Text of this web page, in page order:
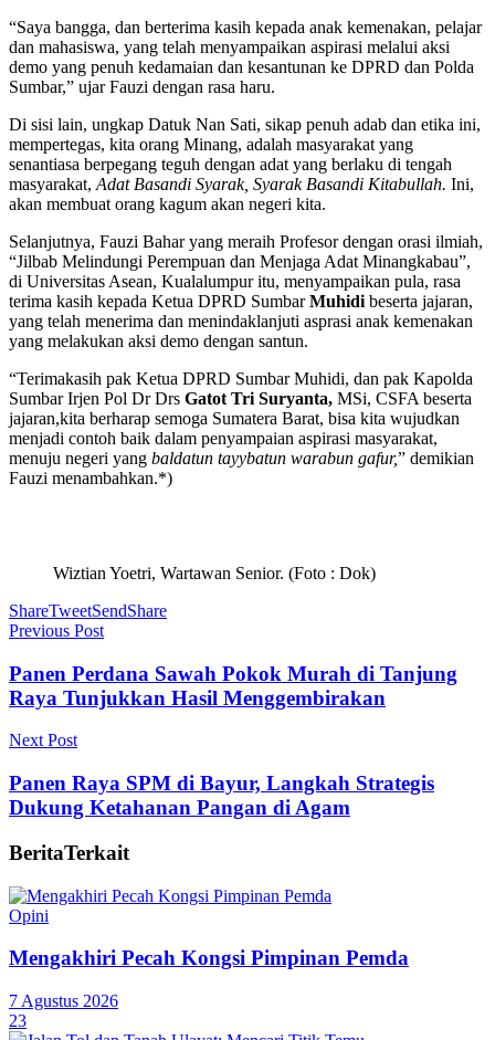
“Saya bangga, dan berterima kasih kepada anak kemenakan, pelajar
dan mahasiswa, yang telah menyampaikan aspirasi melalui aksi
demo yang penuh kedamaian dan kesantunan ke DPRD dan Polda
Sumbar,” ujar Fauzi dengan rasa haru.
Di sisi lain, ungkap Datuk Nan Sati, sikap penuh adab dan etika ini,
mempertegas, kita orang Minang, adalah masyarakat yang
senantiasa berpegang teguh dengan adat yang berlaku di tengah
masyarakat, Adat Basandi Syarak, Syarak Basandi Kitabullah. Ini,
akan membuat orang kagum akan negeri kita.
Selanjutnya, Fauzi Bahar yang meraih Profesor dengan orasi ilmiah,
“Jilbab Melindungi Perempuan dan Menjaga Adat Minangkabau”,
di Universitas Asean, Kualalumpur itu, menyampaikan pula, rasa
terima kasih kepada Ketua DPRD SumbarMuhidi beserta jajaran,
yang telah menerima dan menindaklanjuti asprasi anak kemenakan
yang melakukan aksi demo dengan santun.
“Terimakasih pak Ketua DPRD Sumbar Muhidi, dan pak Kapolda
Sumbar Irjen Pol Dr Drs Gatot Tri Suryanta, MSi, CSFA beserta
jajaran,kita berharap semoga Sumatera Barat, bisa kita wujudkan
menjadi contoh baik dalam penyampaian aspirasi masyarakat,
menuju negeri yang baldatun tayybatun warabun gafur,” demikian
Fauzi menambahkan.*)
Wiztian Yoetri, Wartawan Senior. (Foto : Dok)
ShareTweetSendShare
Previous Post
Panen Perdana Sawah Pokok Murah di Tanjung
Raya Tunjukkan Hasil Menggembirakan
Next Post
Panen Raya SPM di Bayur, Langkah Strategis
Dukung Ketahanan Pangan di Agam
BeritaTerkait
Opini
Mengakhiri Pecah Kongsi Pimpinan Pemda
7 Agustus 2026
23